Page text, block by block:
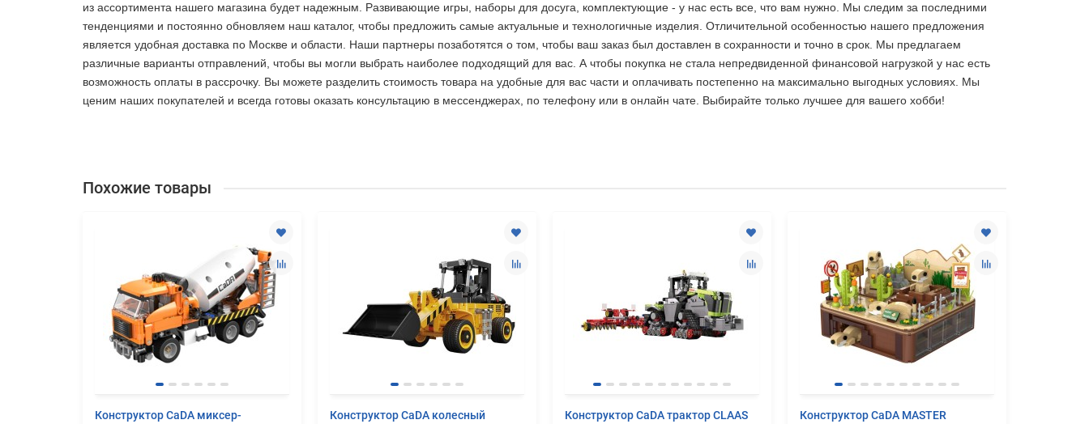
из ассортимента нашего магазина будет надежным. Развивающие игры, наборы для досуга, комплектующие - у нас есть все, что вам нужно. Мы следим за последними
тенденциями и постоянно обновляем наш каталог, чтобы предложить самые актуальные и технологичные изделия. Отличительной особенностью нашего предложения
является удобная доставка по Москве и области. Наши партнеры позаботятся о том, чтобы ваш заказ был доставлен в сохранности и точно в срок. Мы предлагаем
различные варианты отправлений, чтобы вы могли выбрать наиболее подходящий для вас. А чтобы покупка не стала непредвиденной финансовой нагрузкой у нас есть
возможность оплаты в рассрочку. Вы можете разделить стоимость товара на удобные для вас части и оплачивать постепенно на максимально выгодных условиях. Мы
ценим наших покупателей и всегда готовы оказать консультацию в мессенджерах, по телефону или в онлайн чате. Выбирайте только лучшее для вашего хобби!
Похожие товары
Конструктор CaDA миксер-
Конструктор CaDA колесный
Конструктор CaDA трактор CLAAS
Конструктор CaDA MASTER
2 недели